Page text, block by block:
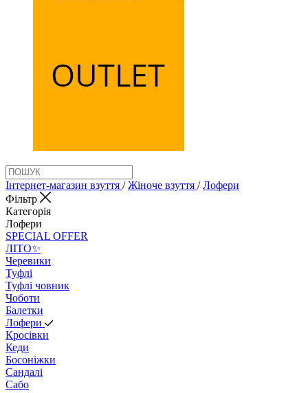
Інтернет-магазин взуття / Жіноче взуття / Лофери
Фільтр
Категорія
Лофери
SPECIAL OFFER
ЛІТО✨
Черевики
Туфлі
Туфлі човник
Чоботи
Балетки
Лофери
Кросівки
Кеди
Босоніжки
Сандалі
Сабо